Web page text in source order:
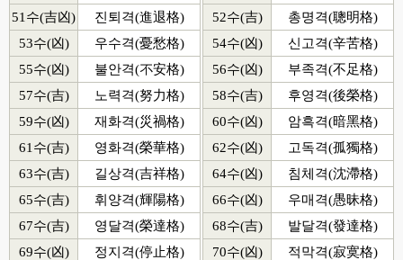
51수(吉凶)
진퇴격(進退格) 52수(吉)
총명격(聰明格)
53수(凶)
우수격(憂愁格) 54수(凶)
신고격(辛苦格)
55수(凶)
불안격(不安格) 56수(凶)
부족격(不足格)
57수(吉)
노력격(努力格) 58수(吉)
후영격(後榮格)
59수(凶)
재화격(災禍格) 60수(凶)
암흑격(暗黑格)
61수(吉)
영화격(榮華格) 62수(凶)
고독격(孤獨格)
63수(吉)
길상격(吉祥格) 64수(凶)
침체격(沈滯格)
65수(吉)
휘양격(輝陽格) 66수(凶)
우매격(愚昧格)
67수(吉)
영달격(榮達格) 68수(吉)
발달격(發達格)
69수(凶)
정지격(停止格) 70수(凶)
적막격(寂寞格)